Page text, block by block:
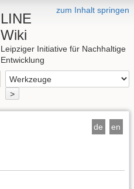
zum Inhalt springen
LINE
Wiki
Leipziger Initiative für Nachhaltige
Entwicklung
>
de
en